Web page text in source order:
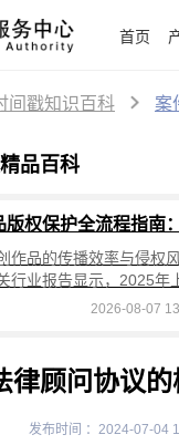
首页
间戳知识百科 案
品百科
作品的传播效率与侵权
行业报告显示，2025年
权投诉量较去年同期增
2026-08-07
律顾问协议的
发布时间 ：2024-07-04